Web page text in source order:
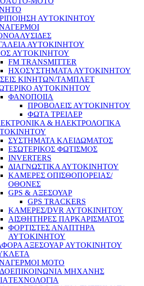
ΑΥΤΟΚΙΝΗΤΟΥ
ΑΥΤΟΚΙΝΗΤΟΥ
ΑΥΤΟΚΙΝΗΤΟΥ
FM TRANSMITTER
ΗΧΟΣΥΣΤΗΜΑΤΑ ΑΥΤΟΚΙΝΗΤΟΥ
ΚΙΝΗΤΩΝ/ΤΑΜΠΛΕΤ
ΑΥΤΟΚΙΝΗΤΟΥ
ΦΑΝΟΠΟΙΙΑ
ΠΡΟΒΟΛΕΙΣ ΑΥΤΟΚΙΝΗΤΟΥ
ΦΩΤΑ ΤΡΕΙΛΕΡ
& ΗΛΕΚΤΡΟΛΟΓΙΚΑ
ΣΥΣΤΗΜΑΤΑ ΚΛΕΙΔΩΜΑΤΟΣ
ΕΣΩΤΕΡΙΚΟΣ ΦΩΤΙΣΜΟΣ
INVERTERS
ΔΙΑΓΝΩΣΤΙΚΑ ΑΥΤΟΚΙΝΗΤΟΥ
ΚΑΜΕΡΕΣ ΟΠΙΣΘΟΠΟΡΕΙΑΣ/
ΟΘΟΝΕΣ
GPS & ΑΞΕΣΟΥΑΡ
GPS TRACKERS
ΚΑΜΕΡΕΣ/DVR ΑΥΤΟΚΙΝΗΤΟΥ
ΑΙΣΘΗΤΗΡΕΣ ΠΑΡΚΑΡΙΣΜΑΤΟΣ
ΦΟΡΤΙΣΤΕΣ ΑΝΑΠΤΗΡΑ
ΑΥΤΟΚΙΝΗΤΟΥ
ΑΞΕΣΟΥΑΡ ΑΥΤΟΚΙΝΗΤΟΥ
ΜΟΤΟ
ΜΗΧΑΝΗΣ
ΤΕΧΝΟΛΟΓΙΑ